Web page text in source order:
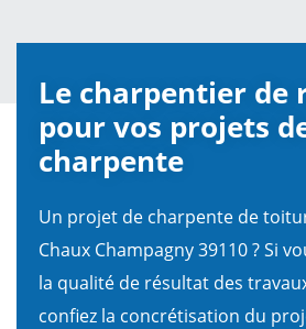
Le charpentier de
pour vos projets
charpente
Un projet de charpente de
Chaux Champagny 39110 ? Si
la qualité de résultat des
confiez la concrétisation du